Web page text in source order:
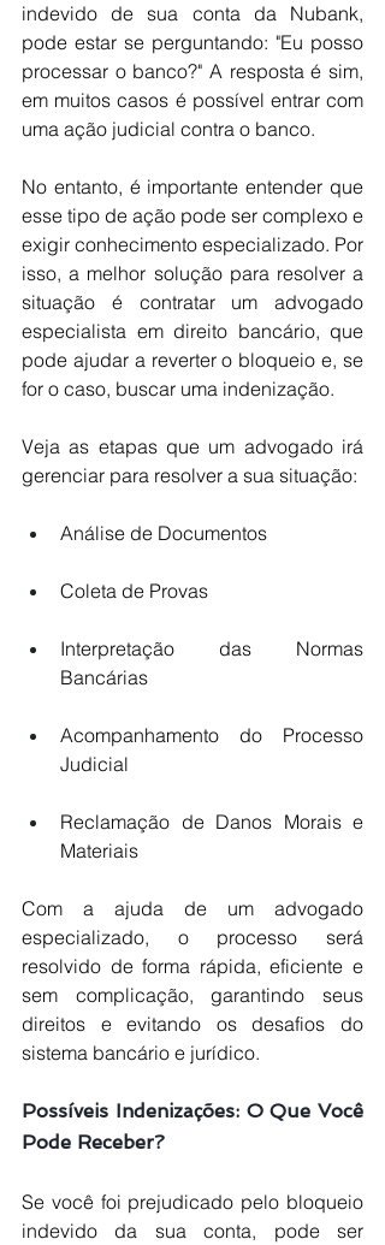
indevido de sua conta da Nubank,
pode estar se perguntando: "Eu posso
processar o banco?" A resposta é sim,
em muitos casos é possível entrar com
uma ação judicial contra o banco.
No entanto, é importante entender que
esse tipo de ação pode ser complexo e
exigir conhecimento especializado. Por
isso, a melhor solução para resolver a
situação é contratar um advogado
especialista em direito bancário, que
pode ajudar a reverter o bloqueio e, se
for o caso, buscar uma indenização.
Veja as etapas que um advogado irá
gerenciar para resolver a sua situação:
Análise de Documentos
Coleta de Provas
Interpretação das Normas
Bancárias
Acompanhamento do Processo
Judicial
Reclamação de Danos Morais e
Materiais
Com a ajuda de um advogado
especializado, o processo será
resolvido de forma rápida, eficiente e
sem complicação, garantindo seus
direitos e evitando os desafios do
sistema bancário e jurídico.
Possíveis Indenizações: O Que Você
Pode Receber?
Se você foi prejudicado pelo bloqueio
indevido da sua conta, pode ser